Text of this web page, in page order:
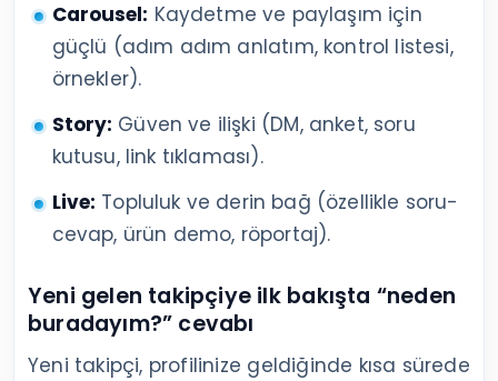
Carousel: Kaydetme ve paylaşım için
güçlü (adım adım anlatım, kontrol listesi,
örnekler).
Story: Güven ve ilişki (DM, anket, soru
kutusu, link tıklaması).
Live: Topluluk ve derin bağ (özellikle soru-
cevap, ürün demo, röportaj).
Yeni gelen takipçiye ilk bakışta “neden
buradayım?” cevabı
Yeni takipçi, profilinize geldiğinde kısa sürede